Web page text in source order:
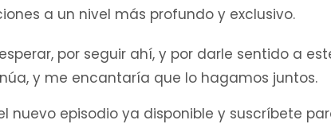
a un nivel más profundo y exclusivo.
por seguir ahí, y por darle sentido a
y me encantaría que lo hagamos juntos.
nuevo episodio ya disponible y suscríbete